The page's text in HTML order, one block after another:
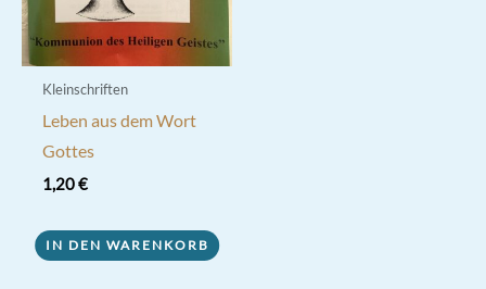
Kleinschriften
Leben aus dem Wort
Gottes
1,20€
IN DEN WARENKORB